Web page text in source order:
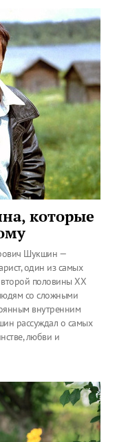
которые
Шукшин —
один из самых
второй половины XX
со сложными
внутренним
рассуждал о самых
любви и